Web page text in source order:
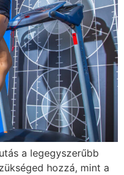
a legegyszerűbb
hozzá, mint a